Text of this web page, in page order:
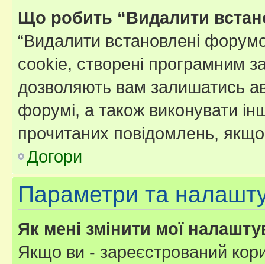
Що робить “Видалити
“Видалити встановлені
cookie, створені програмним
дозволяють вам залишатись
форумі, а також виконувати
прочитаних повідомлень,
Догори
Параметри та
Як мені змінити мої
Якщо ви - зареєстрований